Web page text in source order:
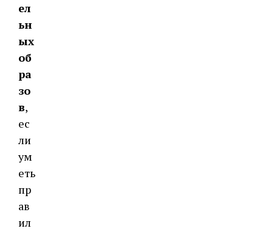
ел
ьн
ых
об
ра
зо
в,
ес
ли
ум
еть
пр
ав
ил